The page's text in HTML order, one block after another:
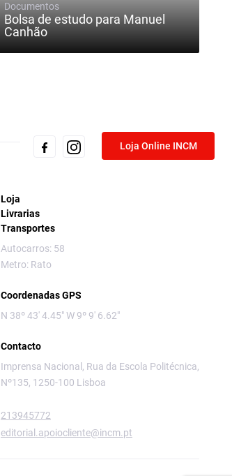
Documentos
Bolsa de estudo para Manuel
Canhão
Loja Online INCM
Loja
Livrarias
Transportes
Autocarros: 58
Metro: Rato
Coordenadas GPS
N 38º 43' 4.45" W 9º 9' 6.62"
Contacto
Imprensa Nacional, Rua da Escola Politécnica,
Nº135, 1250-100 Lisboa
213945772
editorial.apoiocliente@incm.pt